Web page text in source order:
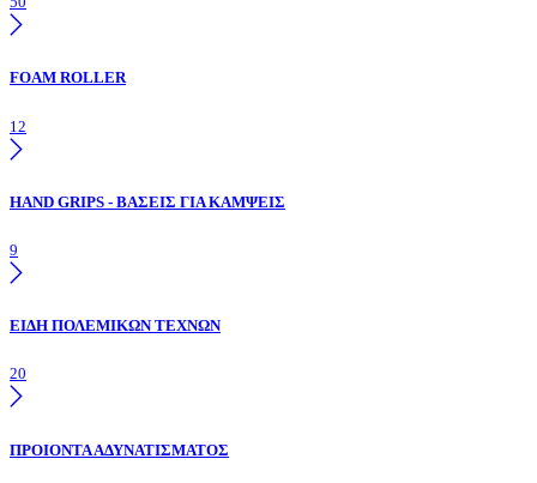
FOAM ROLLER
12
HAND GRIPS - ΒΑΣΕΙΣ ΓΙΑ ΚΑΜΨΕΙΣ
9
ΕΙΔΗ ΠΟΛΕΜΙΚΩΝ ΤΕΧΝΩΝ
20
ΠΡΟΙΟΝΤΑ ΑΔΥΝΑΤΙΣΜΑΤΟΣ